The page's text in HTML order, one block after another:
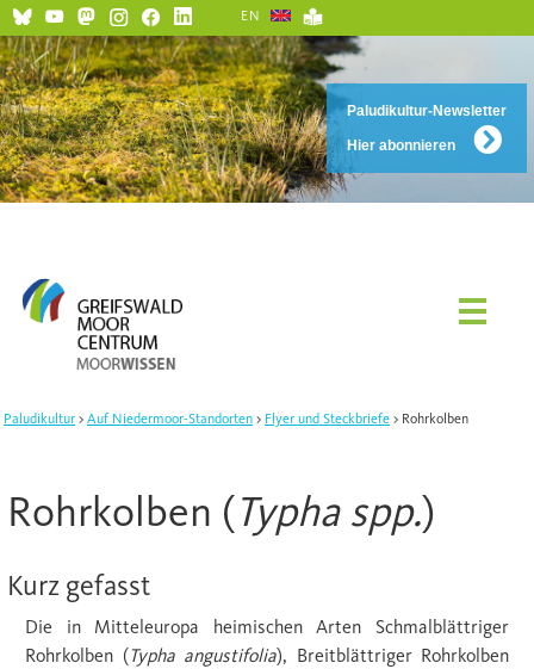
Paludikultur-Newsletter
Hier abonnieren
EN
Paludikultur Auf Niedermoor-Standorten Flyer und Steckbriefe Rohrkolben
Rohrkolben (Typha spp.)
Kurz gefasst
Die in Mitteleuropa heimischen Arten Schmalblättriger
Rohrkolben (Typha angustifolia), Breitblättriger Rohrkolben